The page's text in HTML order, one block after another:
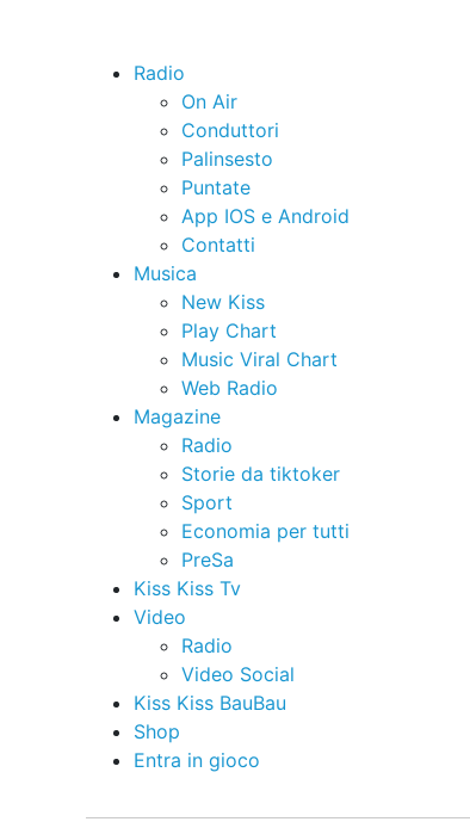
Radio
On Air
Conduttori
Palinsesto
Puntate
App IOS e Android
Contatti
Musica
New Kiss
Play Chart
Music Viral Chart
Web Radio
Magazine
Radio
Storie da tiktoker
Sport
Economia per tutti
PreSa
Kiss Kiss Tv
Video
Radio
Video Social
Kiss Kiss BauBau
Shop
Entra in gioco